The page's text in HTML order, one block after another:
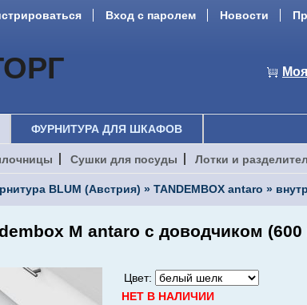
Вход с паролем Новости
ФУРНИТУРА ДЛЯ ШКАФОВ
Сушки для посуды Лотки и
BLUM (Австрия) » TANDEMBOX antaro »
M antaro с доводчиком
Цвет:
НЕТ В НАЛИЧИИ